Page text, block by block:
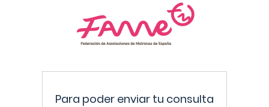
Para poder enviar tu consulta